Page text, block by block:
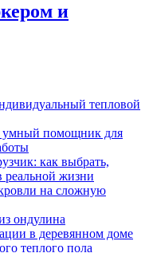
и
тепловой
умный помощник для
как выбрать,
реальной жизни
на сложную
ондулина
в деревянном доме
теплого пола